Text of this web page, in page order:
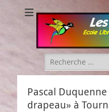
Rechercher :
Pascal
drapeau» à